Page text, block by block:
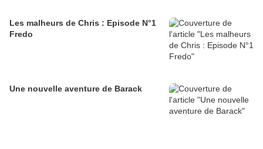
Les malheurs de Chris : Episode N°1
Fredo
Une nouvelle aventure de Barack